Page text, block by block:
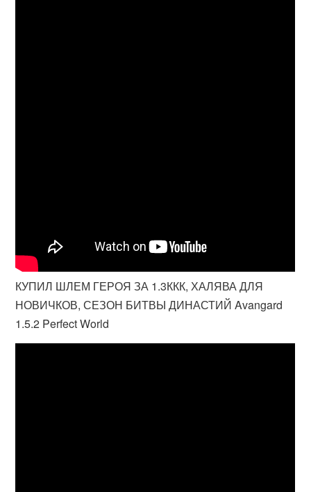
КУПИЛ ШЛЕМ ГЕРОЯ ЗА 1.3ККК, ХАЛЯВА ДЛЯ
НОВИЧКОВ, СЕЗОН БИТВЫ ДИНАСТИЙ Avangard
1.5.2 Perfect World